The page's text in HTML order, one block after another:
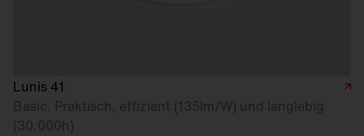
Lunis 41
Basic. Praktisch, effizient (135lm/W) und langlebig
(30.000h)